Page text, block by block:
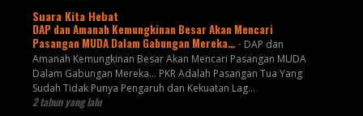
Suara Kita Hebat
DAP dan Amanah Kemungkinan Besar Akan Mencari
Pasangan MUDA Dalam Gabungan Mereka… - DAP dan
Amanah Kemungkinan Besar Akan Mencari Pasangan MUDA
Dalam Gabungan Mereka… PKR Adalah Pasangan Tua Yang
Sudah Tidak Punya Pengaruh dan Kekuatan Lag...
2 tahun yang lalu